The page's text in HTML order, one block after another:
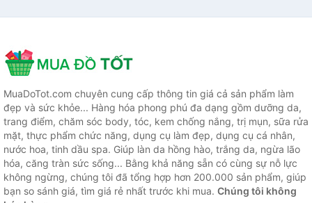
MuaDoTot.com chuyên cung cấp thông tin giá cả sản phẩm làm
đẹp và sức khỏe... Hàng hóa phong phú đa dạng gồm dưỡng da,
trang điểm, chăm sóc body, tóc, kem chống nắng, trị mụn, sữa rửa
mặt, thực phẩm chức năng, dụng cụ làm đẹp, dụng cụ cá nhân,
nước hoa, tinh dầu spa. Giúp làn da hồng hào, trắng da, ngừa lão
hóa, căng tràn sức sống... Bằng khả năng sẵn có cùng sự nỗ lực
không ngừng, chúng tôi đã tổng hợp hơn 200.000 sản phẩm, giúp
bạn so sánh giá, tìm giá rẻ nhất trước khi mua. Chúng tôi không